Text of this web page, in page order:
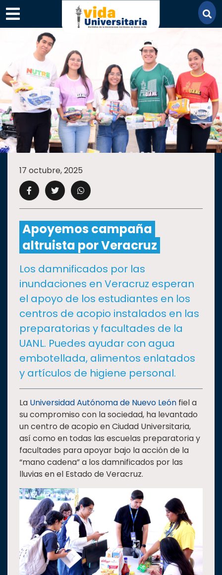
×
SECCIONES
ACADEMIA
CAMPUS UANL
CULTURA
DEPORTES
I+D+I EXPERTOS
SALUD
SUSTENTABILIDAD
TEMAS
Oferta
educativa
Estudiantes
Rectoría
Investigación
Internacionalización
Responsabilidad
social
Vinculación
Historia
17 octubre, 2025
Apoyemos campaña
altruista por Veracruz
Los damnificados por las
inundaciones en Veracruz esperan
el apoyo de los estudiantes en los
centros de acopio instalados en las
preparatorias y facultades de la
UANL. Puedes ayudar con agua
embotellada, alimentos enlatados
y artículos de higiene personal.
La Universidad Autónoma de Nuevo León fiel a
su compromiso con la sociedad, ha levantado
un centro de acopio en Ciudad Universitaria,
así como en todas las escuelas preparatoria y
facultades para apoyar bajo la acción de la
“mano cadena” a los damnificados por las
lluvias en el Estado de Veracruz.